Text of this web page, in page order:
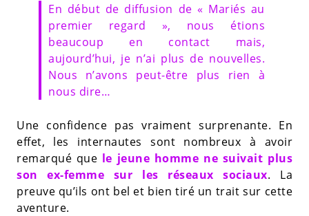
En début de diffusion de « Mariés au
premier regard », nous étions
beaucoup en contact mais,
aujourd’hui, je n’ai plus de nouvelles.
Nous n’avons peut-être plus rien à
nous dire…
Une confidence pas vraiment surprenante. En
effet, les internautes sont nombreux à avoir
remarqué que le jeune homme ne suivait plus
son ex-femme sur les réseaux sociaux. La
preuve qu’ils ont bel et bien tiré un trait sur cette
aventure.